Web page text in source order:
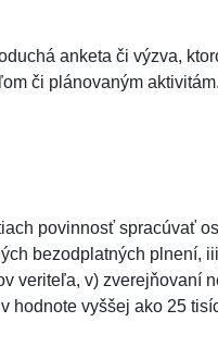
anketa či výzva,
či plánovaným
povinnosť spracúvať
bezodplatných plnení,
veriteľa, v) zverejňovaní
hodnote vyššej ako 25